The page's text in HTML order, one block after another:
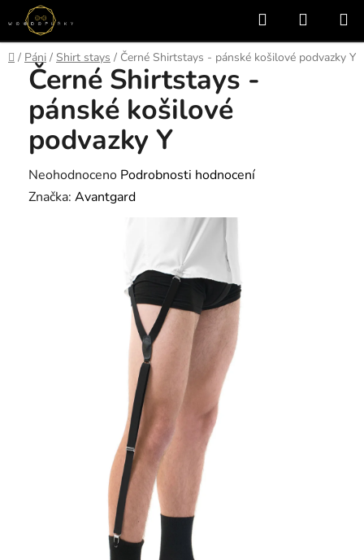
Přejít
na
obsah
Hledat
KOŠÍK
Domů
/ Páni / Shirt stays / Černé Shirtstays - pánské košilové podvazky Y
Černé Shirtstays -
pánské košilové
podvazky Y
Průměrné
hodnocení
Neohodnoceno Podrobnosti hodnocení
Značka: Avantgard